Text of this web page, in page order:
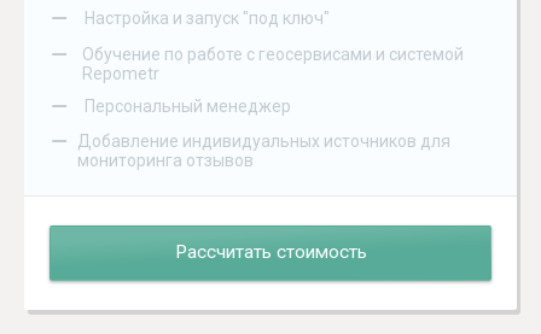
– Настройка и запуск "под ключ"
–
Обучение по работе с геосервисами и системой
Repometr
– Персональный менеджер
–
Добавление индивидуальных источников для
мониторинга отзывов
Рассчитать стоимость